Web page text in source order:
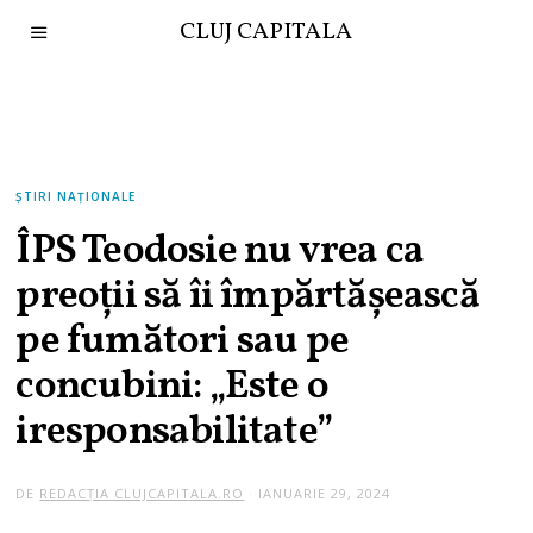
CLUJ CAPITALA
ȘTIRI NAȚIONALE
ÎPS Teodosie nu vrea ca
preoţii să îi împărtăşească
pe fumători sau pe
concubini: „Este o
iresponsabilitate”
DE REDACȚIA CLUJCAPITALA.RO IANUARIE 29, 2024